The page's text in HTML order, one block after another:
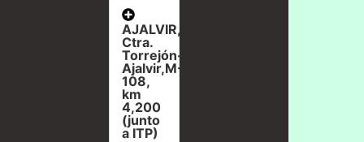
AJALVIR,
Ctra.
Torrejón-
Ajalvir,M-
108,
km
4,200
(junto
a ITP)